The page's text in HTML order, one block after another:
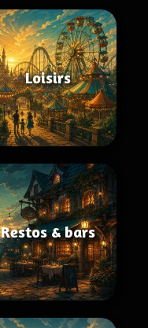
Loisirs
Restos & bars